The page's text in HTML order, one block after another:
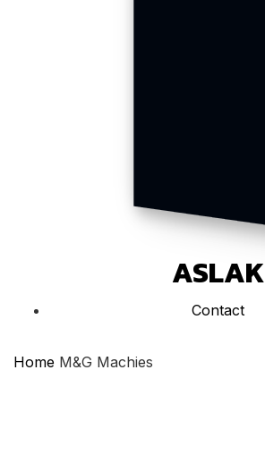
ASLAK
Contact
Home M&G Machies